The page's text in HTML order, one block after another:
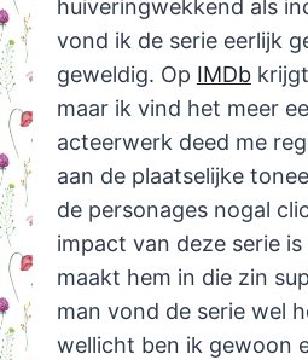
huiveringwekkend als
vond ik de serie eerlijk
geweldig. Op IMDbkrijgt
maar ik vind het meer
acteerwerk deed me
aan de plaatselijke
de personages nogal
impact van deze serie
maakt hem in die zin
man vond de serie wel
wellicht ben ik gewoon